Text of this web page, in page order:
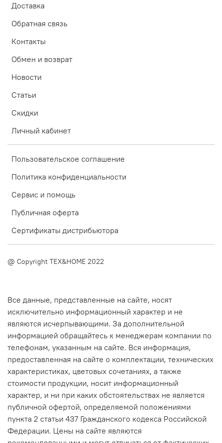
Доставка
Обратная связь
Контакты
Обмен и возврат
Новости
Статьи
Скидки
Личный кабинет
Пользовательское соглашение
Политика конфиденциальности
Сервис и помощь
Публичная оферта
Сертификаты дистрибьютора
@ Copyright TEX&HOME 2022
Все данные, представленные на сайте, носят
исключительно информационный характер и не
являются исчерпывающими. За дополнительной
информацией обращайтесь к менеджерам компании по
телефонам, указанным на сайте. Вся информация,
предоставленная на сайте о комплектации, технических
характеристиках, цветовых сочетаниях, а также
стоимости продукции, носит информационный
характер, и ни при каких обстоятельствах не является
публичной офертой, определяемой положениями
пункта 2 статьи 437 Гражданского кодекса Российской
Федерации. Цены на сайте являются